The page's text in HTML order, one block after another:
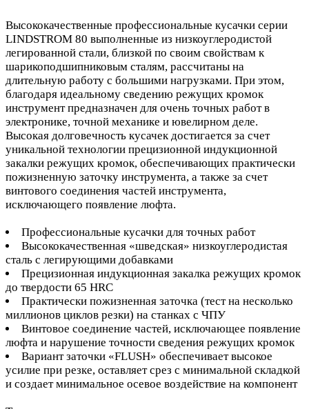
Высококачественные профессиональные кусачки серии
LINDSTROM 80 выполненные из низкоуглеродистой
легированной стали, близкой по своим свойствам к
шарикоподшипниковым сталям, рассчитаны на
длительную работу с большими нагрузками. При этом,
благодаря идеальному сведению режущих кромок
инструмент предназначен для очень точных работ в
электронике, точной механике и ювелирном деле.
Высокая долговечность кусачек достигается за счет
уникальной технологии прецизионной индукционной
закалки режущих кромок, обеспечивающих практически
пожизненную заточку инструмента, а также за счет
винтового соединения частей инструмента,
исключающего появление люфта.
Профессиональные кусачки для точных работ
Высококачественная «шведская» низкоуглеродистая
сталь с легирующими добавками
Прецизионная индукционная закалка режущих кромок
до твердости 65 HRC
Практически пожизненная заточка (тест на несколько
миллионов циклов резки) на станках с ЧПУ
Винтовое соединение частей, исключающее появление
люфта и нарушение точности сведения режущих кромок
Вариант заточки «FLUSH» обеспечивает высокое
усилие при резке, оставляет срез с минимальной складкой
и создает минимальное осевое воздействие на компонент